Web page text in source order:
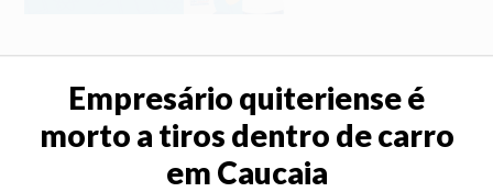
Empresário quiteriense é
morto a tiros dentro de carro
em Caucaia